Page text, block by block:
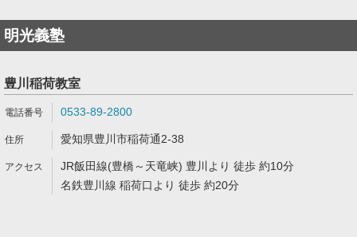
明光義塾
豊川稲荷教室
0533-89-2800
愛知県豊川市稲荷通2-38
JR飯田線(豊橋～天竜峡) 豊川より 徒歩 約10分
名鉄豊川線 稲荷口より 徒歩 約20分